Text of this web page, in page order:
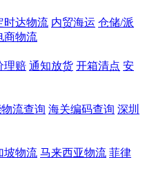
时达物流 内贸海运 仓储/派
商物流
理赔 通知放货 开箱清点 安
流查询 海关编码查询 深圳
坡物流 马来西亚物流 菲律